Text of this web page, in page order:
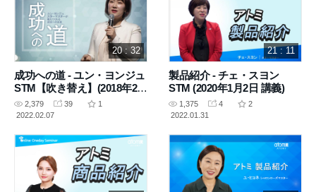
20 : 32
成功への道 - ユン・ヨンジュ
STM【吹き替え】(2018年2月
3日 講義)
2,379 39
1
2022.02.07
21 : 11
製品紹介 - チェ・スヨン
STM (2020年1月2日 講義)
1,375 4
2
2022.01.31